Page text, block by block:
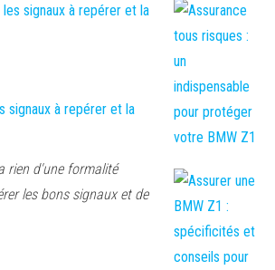
signaux à repérer et la
rien d'une formalité
les bons signaux et de